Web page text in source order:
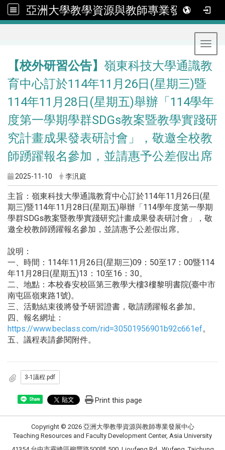
亞洲大學教學資源與教師專業發展中心
【校外研習公告】 嶺東科技大學通識教
育中心訂於114年11月26日(星期三)暨
114年11月28日(星期五)舉辦「114學年
度第一學期學群SDGs教案暨教學實踐研
究計畫成果發表研討會」，敬邀全校教
師踴躍報名參加，並請惠予公差假出席
2025-11-10 李汎庭
主旨：嶺東科技大學通識教育中心訂於114年11月26日(星
期三)暨114年11月28日(星期五)舉辦「114學年度第一學期
學群SDGs教案暨教學實踐研究計畫成果發表研討會」，敬
邀全校教師踴躍報名參加，並請惠予公差假出席。
說明：
一、時間：114年11月26日(星期三)09：50至17：00暨114
年11月28日(星期五)13：10至16：30。
二、地點：本校春安校區第三教學大樓3樓黎明書院(臺中市
南屯區嶺東路1號)。
三、活動結束後將發予研習證書，敬請踴躍報名參加。
四、報名網址：
https://www.beclass.com/rid=30501956901b92c661ef。
五、議程表請參閱附件。
3-1議程.pdf
Share Print this page
Copyright © 2026 亞洲大學教學資源與教師專業發展中心
Teaching Resources and Faculty Development Center, Asia University